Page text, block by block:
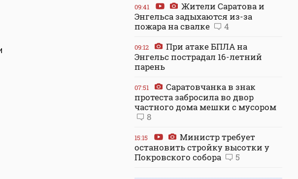
09:41
Жители Саратова и
Энгельса задыхаются из-за
пожара на свалке
4
09:12
При атаке БПЛА на
Энгельс пострадал 16-летний
парень
07:51
Саратовчанка в знак
протеста забросила во двор
частного дома мешки с мусором
8
15:15
Министр требует
остановить стройку высотки у
Покровского собора
5